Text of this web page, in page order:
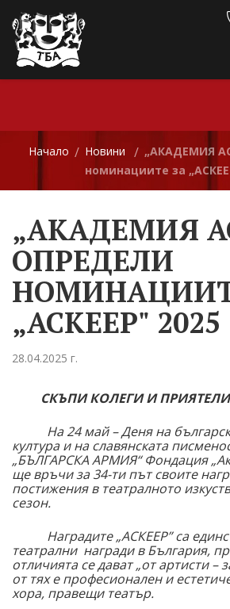
Начало / Новини / „АКАДЕМИЯ
номинациите за
„АКАДЕМИЯ
ОПРЕДЕЛИ
„АСКЕЕР" 2025
28.04.2025 г.
СКЪПИ КОЛЕГИ И ПРИЯТЕЛИ
На 24 май – Деня на
култура и на славянската
„БЪЛГАРСКА АРМИЯ“ Фондация
ще връчи за 34-ти път своите
постижения в театралното
сезон.
Наградите „АСКЕЕР” са
театрални награди в България,
отличията се дават „от артисти –
от тях е професионален и
хора, правещи театър.